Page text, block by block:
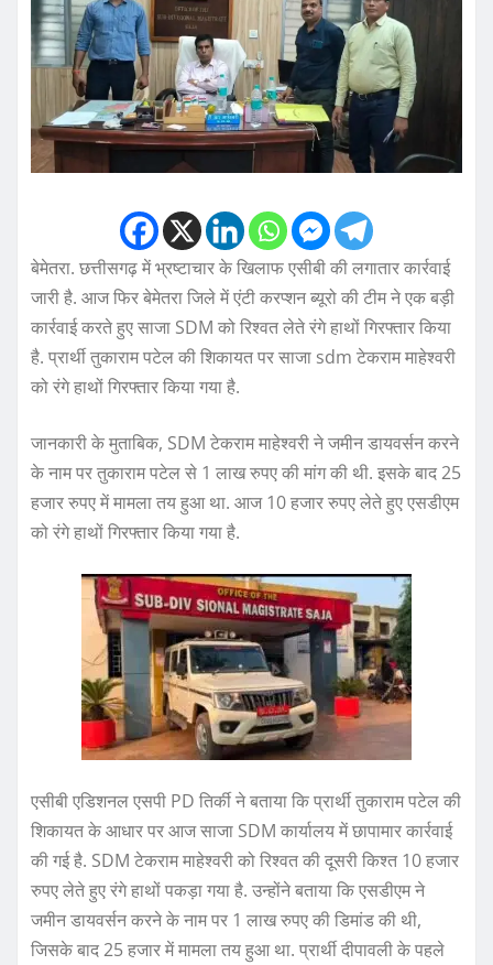
बेमेतरा. छत्तीसगढ़ में भ्रष्टाचार के खिलाफ एसीबी की लगातार कार्रवाई
जारी है. आज फिर बेमेतरा जिले में एंटी करप्शन ब्यूरो की टीम ने एक बड़ी
कार्रवाई करते हुए साजा SDM को रिश्वत लेते रंगे हाथों गिरफ्तार किया
है. प्रार्थी तुकाराम पटेल की शिकायत पर साजा sdm टेकराम माहेश्वरी
को रंगे हाथों गिरफ्तार किया गया है.
जानकारी के मुताबिक, SDM टेकराम माहेश्वरी ने जमीन डायवर्सन करने
के नाम पर तुकाराम पटेल से 1 लाख रुपए की मांग की थी. इसके बाद 25
हजार रुपए में मामला तय हुआ था. आज 10 हजार रुपए लेते हुए एसडीएम
को रंगे हाथों गिरफ्तार किया गया है.
एसीबी एडिशनल एसपी PD तिर्की ने बताया कि प्रार्थी तुकाराम पटेल की
शिकायत के आधार पर आज साजा SDM कार्यालय में छापामार कार्रवाई
की गई है. SDM टेकराम माहेश्वरी को रिश्वत की दूसरी किश्त 10 हजार
रुपए लेते हुए रंगे हाथों पकड़ा गया है. उन्होंने बताया कि एसडीएम ने
जमीन डायवर्सन करने के नाम पर 1 लाख रुपए की डिमांड की थी,
जिसके बाद 25 हजार में मामला तय हुआ था. प्रार्थी दीपावली के पहले